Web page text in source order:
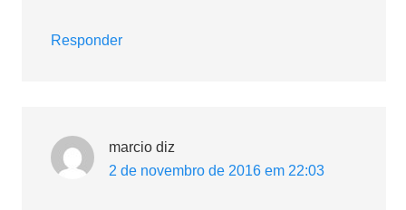
Responder
marcio diz
2 de novembro de 2016 em 22:03